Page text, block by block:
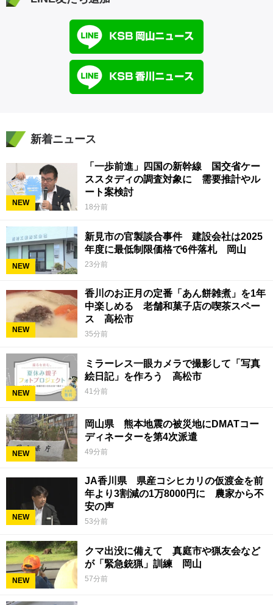
新着ニュース
NEW
「一歩前進」四国の新幹線 国交省ケー
ススタディの調査対象に 需要推計やル
ート案検討
18分前
NEW
新見市の官製談合事件 建設会社は2025
年度に最低制限価格で6件落札 岡山
23分前
NEW
香川のお正月の定番「あん餅雑煮」を1年
中楽しめる 老舗和菓子店の喫茶スペー
ス 高松市
35分前
NEW
ミラーレス一眼カメラで撮影して「写真
絵日記」を作ろう 高松市
41分前
NEW
岡山県 熊本地震の被災地にDMATコー
ディネーターを第4次派遣
49分前
NEW
JA香川県 県産コシヒカリの仮渡金を前
年より3割減の1万8000円に 農家から不
安の声
53分前
NEW
クマ出没に備えて 真庭市や猟友会など
が「緊急銃猟」訓練 岡山
57分前